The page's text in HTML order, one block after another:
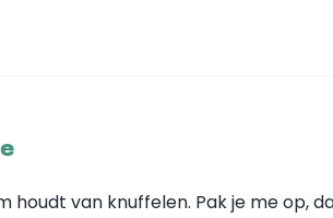
houdt van knuffelen. Pak je me op,